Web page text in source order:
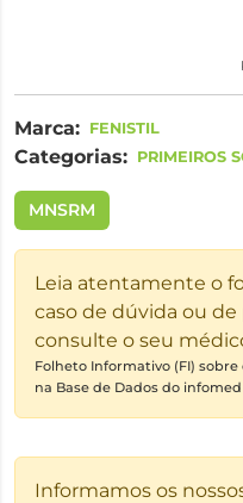
Marca: FENISTIL
Categorias: PRIMEIROS
MNSRM
Leia atentamente o
caso de dúvida ou
consulte o seu
Folheto Informativo (FI)
na Base de Dados do
Informamos os